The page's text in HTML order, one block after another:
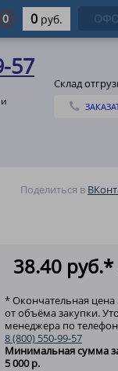
57
Склад
Поделиться в
38.40 руб.*
* Окончательная цена
от объёма закупки.
менеджера по
8 (800) 550-99-57
Минимальная сумма
5 000 р.
0 0 руб.